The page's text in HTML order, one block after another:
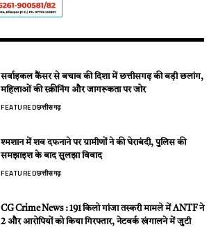
सर्वाइकल कैंसर से बचाव की दिशा में छत्तीसगढ़ की बड़ी छलांग,
महिलाओं की स्क्रीनिंग और जागरूकता पर जोर
FEATUREDछत्तीसगढ़
श्मशान में शव दफनाने पर ग्रामीणों ने की घेराबंदी, पुलिस की
समझाइश के बाद सुलझा विवाद
FEATUREDछत्तीसगढ़
CG Crime News : 191 किलो गांजा तस्करी मामले में ANTF ने
2 और आरोपियों को किया गिरफ्तार, नेटवर्क खंगालने में जुटी